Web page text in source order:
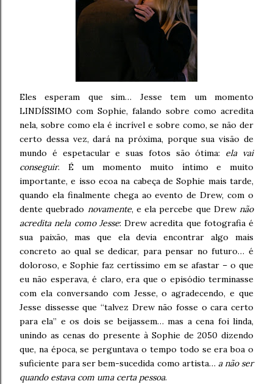
Eles esperam que sim… Jesse tem um momento
LINDÍSSIMO com Sophie, falando sobre como acredita
nela, sobre como ela é incrível e sobre como, se não der
certo dessa vez, dará na próxima, porque sua visão de
mundo é espetacular e suas fotos são ótima: ela vai
conseguir. É um momento muito íntimo e muito
importante, e isso ecoa na cabeça de Sophie mais tarde,
quando ela finalmente chega ao evento de Drew, com o
dente quebrado novamente, e ela percebe que Drew não
acredita nela como Jesse: Drew acredita que fotografia é
sua paixão, mas que ela devia encontrar algo mais
concreto ao qual se dedicar, para pensar no futuro… é
doloroso, e Sophie faz certíssimo em se afastar – o que
eu não esperava, é claro, era que o episódio terminasse
com ela conversando com Jesse, o agradecendo, e que
Jesse dissesse que “talvez Drew não fosse o cara certo
para ela” e os dois se beijassem… mas a cena foi linda,
unindo as cenas do presente à Sophie de 2050 dizendo
que, na época, se perguntava o tempo todo se era boa o
suficiente para ser bem-sucedida como artista… a não ser
quando estava com uma certa pessoa.